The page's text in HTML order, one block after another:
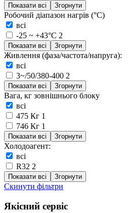
Показати всі Згорнути
Робочий діапазон нагрів (°C)
всі
-25 ~ +43°C 2
Показати всі Згорнути
Живлення (фаза/частота/напруга):
всі
3~/50/380-400 2
Показати всі Згорнути
Вага, кг зовнішнього блоку
всі
475 Кг 1
746 Кг 1
Показати всі Згорнути
Холодоагент:
всі
R32 2
Показати всі Згорнути
Скинути фільтри
Якісний сервіс